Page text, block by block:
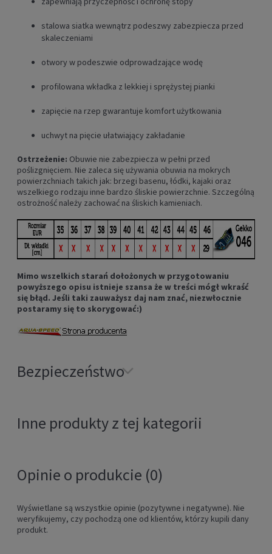
stalowa siatka wewnątrz podeszwy zabezpiecza przed
skaleczeniami
otwory w podeszwie odprowadzające wodę
profilowana wkładka z lekkiej i sprężystej pianki
zapięcie na rzep gwarantuje komfort użytkowania
uchwyt na pięcie ułatwiający zakładanie
Ostrzeżenie: Obuwie nie zabezpiecza w pełni przed
poślizgnięciem. Nie zaleca się używania obuwia na mokrych
powierzchniach takich jak: brzegi basenu, łódki, kajaki oraz
wszelkiego rodzaju inne bardzo śliskie powierzchnie. Szczególną
ostrożność należy zachować na śliskich kamieniach.
Mimo wszelkich starań dołożonych w przygotowaniu
powyższego opisu istnieje szansa że w treści mógł wkraść
się błąd. Jeśli taki zauważysz daj nam znać, niezwłocznie
postaramy się to skorygować:)
Bezpieczeństwo
Inne produkty z tej kategorii
Opinie o produkcie (0)
Wyświetlane są wszystkie opinie (pozytywne i negatywne). Nie
weryfikujemy, czy pochodzą one od klientów, którzy kupili dany
produkt.